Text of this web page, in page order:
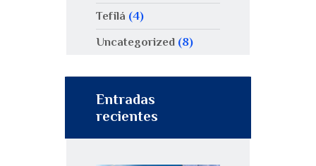
Tefilá (4)
Uncategorized (8)
Entradas
recientes